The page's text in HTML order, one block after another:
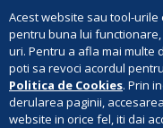
Acest website sau tool-
pentru buna lui
uri. Pentru a afla mai multe
poti sa revoci acordul
Politica de Cookies. Prin
derularea paginii,
website in orice fel, iti dai